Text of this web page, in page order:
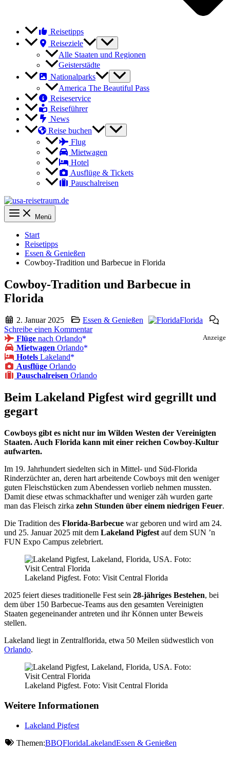
Reisetipps
Reiseziele
Alle Staaten und Regionen
Geisterstädte
Nationalparks
America The Beautiful Pass
Reiseservice
Reiseführer
News
Reise buchen
Flug
Mietwagen
Hotel
Ausflüge & Tickets
Pauschalreisen
Menü
Start
Reisetipps
Essen & Genießen
Cowboy-Tradition und Barbecue in Florida
Cowboy-Tradition und Barbecue in
Florida
2. Januar 2025 Essen & Genießen
Florida
Schreibe einen Kommentar
Anzeige
Flüge nach Orlando
Mietwagen Orlando
Hotels Lakeland
Ausflüge Orlando
Pauschalreisen Orlando
Beim Lakeland Pigfest wird gegrillt und
gegart
Cowboys gibt es nicht nur im Wilden Westen der Vereinigten
Staaten. Auch Florida kann mit einer reichen Cowboy-Kultur
aufwarten.
Im 19. Jahrhundert siedelten sich in Mittel- und Süd-Florida
Rinderzüchter an, deren hart arbeitende Cowboys mit den weniger
guten Fleischstücken zum Abendessen vorlieb nehmen mussten.
Damit diese etwas schmackhafter und weniger zäh wurden garte
man das Fleisch zirka zehn Stunden über einem niedrigen Feuer.
Die Tradition des Florida-Barbecue war geboren und wird am 24.
und 25. Januar 2025 mit dem Lakeland Pigfest auf dem SUN ’n
FUN Expo Campus zelebriert.
Lakeland Pigfest. Foto: Visit Central Florida
2025 feiert dieses traditionelle Fest sein 28-jähriges Bestehen, bei
dem über 150 Barbecue-Teams aus den gesamten Vereinigten
Staaten gegeneinander antreten und ihr Können unter Beweis
stellen.
Lakeland liegt in Zentralflorida, etwa 50 Meilen südwestlich von
Orlando.
Lakeland Pigfest. Foto: Visit Central Florida
Weitere Informationen
Lakeland Pigfest
Themen:BBQFloridaLakelandEssen & Genießen